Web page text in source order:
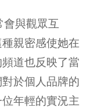
會與觀眾互
親密感使她在
道也反映了當
於個人品牌的
年輕的實況主